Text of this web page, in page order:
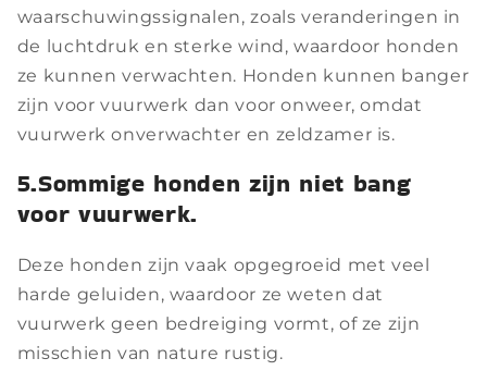
waarschuwingssignalen, zoals veranderingen in
de luchtdruk en sterke wind, waardoor honden
ze kunnen verwachten. Honden kunnen banger
zijn voor vuurwerk dan voor onweer, omdat
vuurwerk onverwachter en zeldzamer is.
5.Sommige honden zijn niet bang
voor vuurwerk.
Deze honden zijn vaak opgegroeid met veel
harde geluiden, waardoor ze weten dat
vuurwerk geen bedreiging vormt, of ze zijn
misschien van nature rustig.